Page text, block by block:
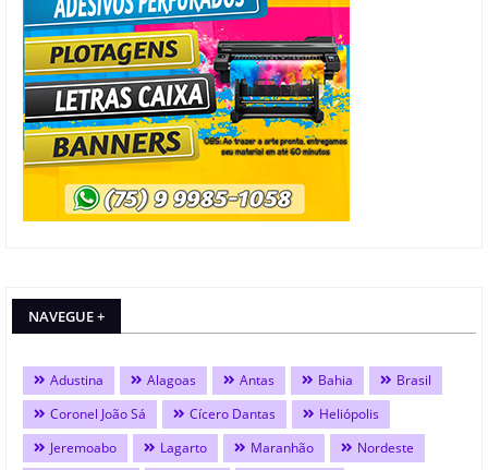
NAVEGUE +
Adustina Alagoas Antas Bahia
Brasil
Coronel João Sá
Cícero Dantas
Heliópolis
Jeremoabo
Lagarto Maranhão
Nordeste